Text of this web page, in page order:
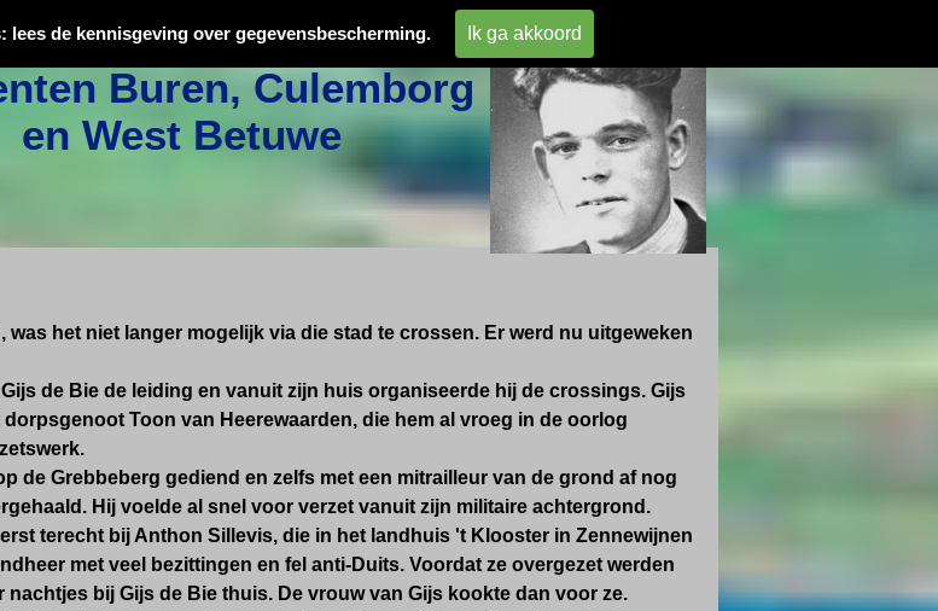
lees de kennisgeving over gegevensbescherming. Ik ga akkoord
uit
Buren, Culemborg
en West Betuwe
was het niet langer mogelijk via die stad te crossen. Er werd nu uitgeweken
de Bie de leiding en vanuit zijn huis organiseerde hij de crossings. Gijs
Toon van Heerewaarden, die hem al vroeg in de oorlog
de Grebbeberg gediend en zelfs met een mitrailleur van de grond af nog
Hij voelde al snel voor verzet vanuit zijn militaire achtergrond.
terecht bij Anthon Sillevis, die in het landhuis 't Klooster in Zennewijnen
met veel bezittingen en fel anti-Duits. Voordat ze overgezet werden
nachtjes bij Gijs de Bie thuis. De vrouw van Gijs kookte dan voor ze.